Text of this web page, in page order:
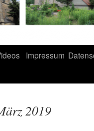
Impressum
2019